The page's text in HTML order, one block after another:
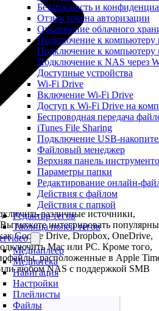
Безопасность и
Отзыв токена авторизации
Отключение облачного
Подключение к компьютеру
Подключение к компьютеру
Подключение к NAS через
Доступные устройства
Wi-Fi Drive
Включение Wi-Fi Drive
Доступ к Wi-Fi Drive на
Беспроводная передача
iTunes File Sharing
Подключение USB-
Файловый менеджер
Верхняя панель
Параметры папки
Редактирование онлайн-
Действия с файлом
Действия с папкой
Редактор тегов
Таблица полей тегов
Медиаплеер
Медиатека
Навигация
Настройки
Плейлисты
Файлы
различные источники,
можете интегрировать
Google Drive, Dropbox, OneDrive,
Mac или PC. Кроме того,
расположенные в Apple
любом NAS с поддержкой SMB